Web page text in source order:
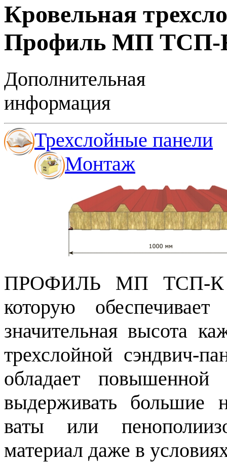
Кровельная
Профиль МП
Дополнительная
информация
Трехслой­ные панели
Монтаж
ПРОФИЛЬ МП ТСП-К
которую
значительная высота
трехслойной
обладает
выдерживать большие
ваты или
материал даже в